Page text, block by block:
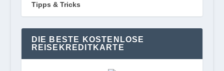
Tipps & Tricks
DIE BESTE KOSTENLOSE
REISEKREDITKARTE